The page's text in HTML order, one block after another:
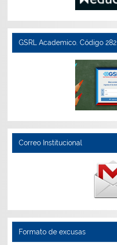
GSRL Academico. Código 282
Correo Institucional
Formato de excusas